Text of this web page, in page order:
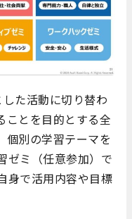
た活動に切り替わ
ことを目的とする全
個別の学習テーマを
ゼミ（任意参加）で
身で活用内容や目標